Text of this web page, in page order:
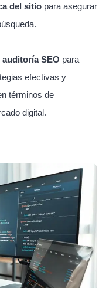
del sitio para asegurar
SEO para
efectivas y
términos de
digital.